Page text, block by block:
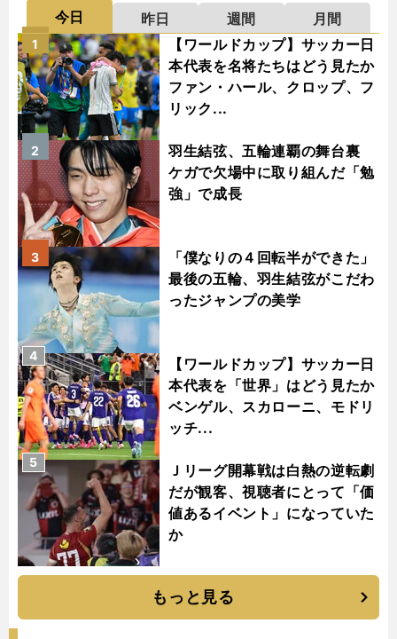
今日 昨日 週間
月間
【ワールドカップ】サッカー日
本代表を名将たちはどう見たか
ファン・ハール、クロップ、フ
リック...
1
羽生結弦、五輪連覇の舞台裏
ケガで欠場中に取り組んだ「勉
強」で成長
2
「僕なりの４回転半ができた」
最後の五輪、羽生結弦がこだわ
ったジャンプの美学
3
【ワールドカップ】サッカー日
本代表を「世界」はどう見たか
ベンゲル、スカローニ、モドリ
ッチ...
4
Ｊリーグ開幕戦は白熱の逆転劇
だが観客、視聴者にとって「価
値あるイベント」になっていた
か
5
もっと見る